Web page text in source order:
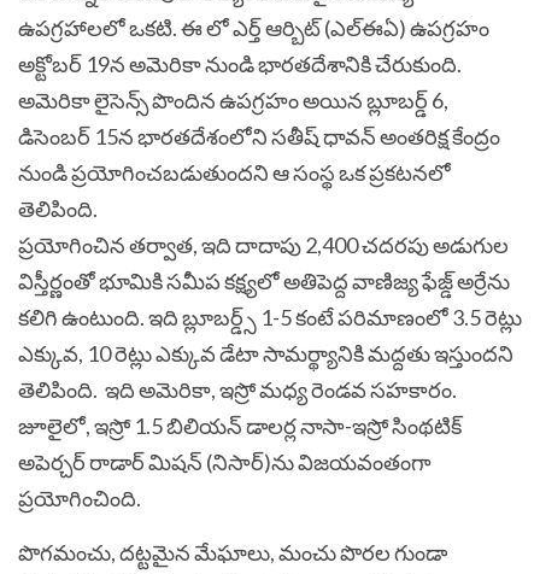
ఉపగ్రహాలలో ఒకటి. ఈ లో ఎర్త్ ఆర్బిట్ (ఎల్ఈఏ) ఉపగ్రహం
అక్టోబర్ 19న అమెరికా నుండి భారతదేశానికి చేరుకుంది.
అమెరికా లైసెన్స్ పొందిన ఉపగ్రహం అయిన బ్లూబర్డ్ 6,
డిసెంబర్ 15న భారతదేశంలోని సతీష్ ధావన్ అంతరిక్ష కేంద్రం
నుండి ప్రయోగించబడుతుందని ఆ సంస్థ ఒక ప్రకటనలో
తెలిపింది.
ప్రయోగించిన తర్వాత, ఇది దాదాపు 2,400 చదరపు అడుగుల
విస్తీర్ణంతో భూమికి సమీప కక్ష్యలో అతిపెద్ద వాణిజ్య ఫేజ్డ్ అర్రేను
కలిగి ఉంటుంది. ఇది బ్లూబర్డ్స్ 1-5 కంటే పరిమాణంలో 3.5 రెట్లు
ఎక్కువ, 10 రెట్లు ఎక్కువ డేటా సామర్థ్యానికి మద్దతు ఇస్తుందని
తెలిపింది. ఇది అమెరికా, ఇస్రో మధ్య రెండవ సహకారం.
జూలైలో, ఇస్రో 1.5 బిలియన్ డాలర్ల నాసా-ఇస్రో సింథటిక్
అపెర్చర్ రాడార్ మిషన్ (నిసార్)ను విజయవంతంగా
ప్రయోగించింది.
పొగమంచు, దట్టమైన మేఘాలు, మంచు పొరల గుండా